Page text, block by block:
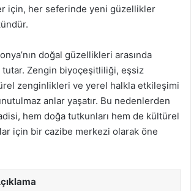
için, her seferinde yeni güzellikler
doğal güzellikleri arasında
Zengin biyoçeşitliliği, eşsiz
zenginlikleri ve yerel halkla etkileşimi
anlar yaşatır. Bu nedenlerden
hem doğa tutkunları hem de kültürel
için bir cazibe merkezi olarak öne